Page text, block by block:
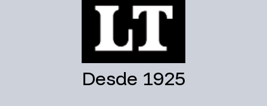
Desde 1925